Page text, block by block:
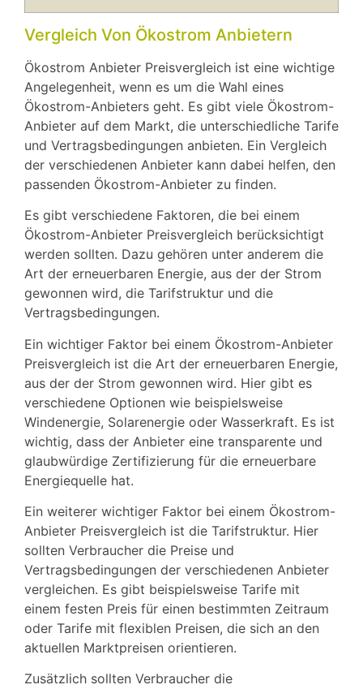
Vergleich Von Ökostrom Anbietern
Ökostrom Anbieter Preisvergleich ist eine wichtige
Angelegenheit, wenn es um die Wahl eines
Ökostrom-Anbieters geht. Es gibt viele Ökostrom-
Anbieter auf dem Markt, die unterschiedliche Tarife
und Vertragsbedingungen anbieten. Ein Vergleich
der verschiedenen Anbieter kann dabei helfen, den
passenden Ökostrom-Anbieter zu finden.
Es gibt verschiedene Faktoren, die bei einem
Ökostrom-Anbieter Preisvergleich berücksichtigt
werden sollten. Dazu gehören unter anderem die
Art der erneuerbaren Energie, aus der der Strom
gewonnen wird, die Tarifstruktur und die
Vertragsbedingungen.
Ein wichtiger Faktor bei einem Ökostrom-Anbieter
Preisvergleich ist die Art der erneuerbaren Energie,
aus der der Strom gewonnen wird. Hier gibt es
verschiedene Optionen wie beispielsweise
Windenergie, Solarenergie oder Wasserkraft. Es ist
wichtig, dass der Anbieter eine transparente und
glaubwürdige Zertifizierung für die erneuerbare
Energiequelle hat.
Ein weiterer wichtiger Faktor bei einem Ökostrom-
Anbieter Preisvergleich ist die Tarifstruktur. Hier
sollten Verbraucher die Preise und
Vertragsbedingungen der verschiedenen Anbieter
vergleichen. Es gibt beispielsweise Tarife mit
einem festen Preis für einen bestimmten Zeitraum
oder Tarife mit flexiblen Preisen, die sich an den
aktuellen Marktpreisen orientieren.
Zusätzlich sollten Verbraucher die